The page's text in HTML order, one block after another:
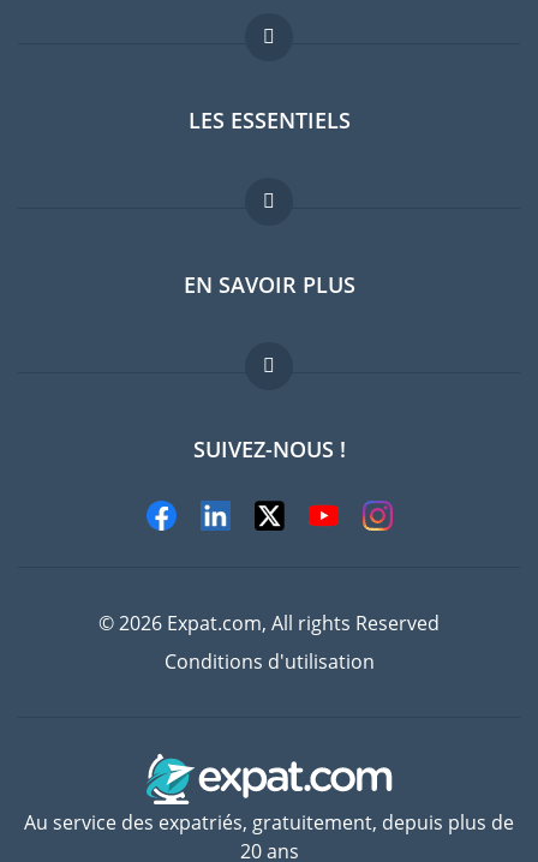
LES ESSENTIELS
Forum expatriés
Guides pays
Offres d'emploi
EN SAVOIR PLUS
FAQ
Experts
SUIVEZ-NOUS !
© 2026 Expat.com, All rights Reserved
Conditions d'utilisation
Au service des expatriés, gratuitement, depuis plus de
20 ans